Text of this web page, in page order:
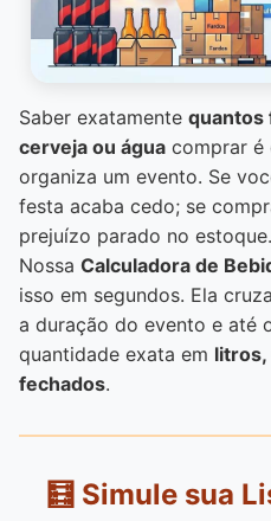
Saber exatamente quantos
cerveja ou água comprar é
organiza um evento. Se
festa acaba cedo; se
prejuízo parado no estoque.
Nossa Calculadora de
isso em segundos. Ela
a duração do evento e até
quantidade exata em litros,
fechados.
🧮 Simule sua